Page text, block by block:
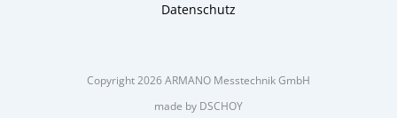
Datenschutz
Copyright 2026 ARMANO Messtechnik GmbH
made by DSCHOY